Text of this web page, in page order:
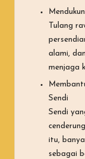
Tulang
alami,
menjaga
Sendi
Sendi
itu,
sebagai